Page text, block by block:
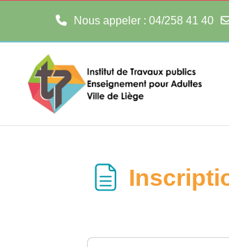
Nous appeler : 04/258 41 40